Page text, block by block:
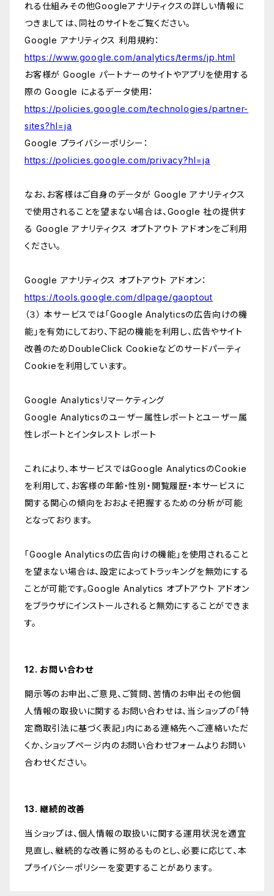
れる仕組みその他Googleアナリティクスの詳しい情報に
つきましては、同社のサイトをご覧ください。
Google アナリティクス 利用規約：
https://www.google.com/analytics/terms/jp.html
お客様が Google パートナーのサイトやアプリを使用する
際の Google によるデータ使用：
https://policies.google.com/technologies/partner-
sites?hl=ja
Google プライバシーポリシー：
https://policies.google.com/privacy?hl=ja
なお、お客様はご自身のデータが Google アナリティクス
で使用されることを望まない場合は、Google 社の提供す
る Google アナリティクス オプトアウト アドオンをご利用
ください。
Google アナリティクス オプトアウト アドオン：
https://tools.google.com/dlpage/gaoptout
（３） 本サービスでは「Google Analyticsの広告向けの機
能」を有効にしており、下記の機能を利用し、広告やサイト
改善のためDoubleClick Cookieなどのサードパーティ
Cookieを利用しています。
Google Analyticsリマーケティング
Google Analyticsのユーザー属性レポートとユーザー属
性レポートとインタレスト レポート
これにより、本サービスではGoogle AnalyticsのCookie
を利用して、お客様の年齢・性別・閲覧履歴・本サービスに
関する関心の傾向をおおよそ把握するための分析が可能
となっております。
「Google Analyticsの広告向けの機能」を使用されること
を望まない場合は、設定によってトラッキングを無効にする
ことが可能です。Google Analytics オプトアウト アドオン
をブラウザにインストールされると無効にすることができま
す。
12. お問い合わせ
開示等のお申出、ご意見、ご質問、苦情のお申出その他個
人情報の取扱いに関するお問い合わせは、当ショップの「特
定商取引法に基づく表記」内にある連絡先へご連絡いただ
くか、ショップページ内のお問い合わせフォームよりお問い
合わせください。
13. 継続的改善
当ショップは、個人情報の取扱いに関する運用状況を適宜
見直し、継続的な改善に努めるものとし、必要に応じて、本
プライバシーポリシーを変更することがあります。